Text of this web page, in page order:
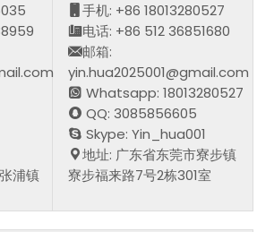
浦镇
手机: +86 18013280527
电话: +86 512 36851680
邮箱:
yin.hua2025001@gmail.com
Whatsapp: 18013280527
QQ: 3085856605
Skype: Yin_hua001
地址: 广东省东莞市寮步镇
寮步福来路7号2栋301室